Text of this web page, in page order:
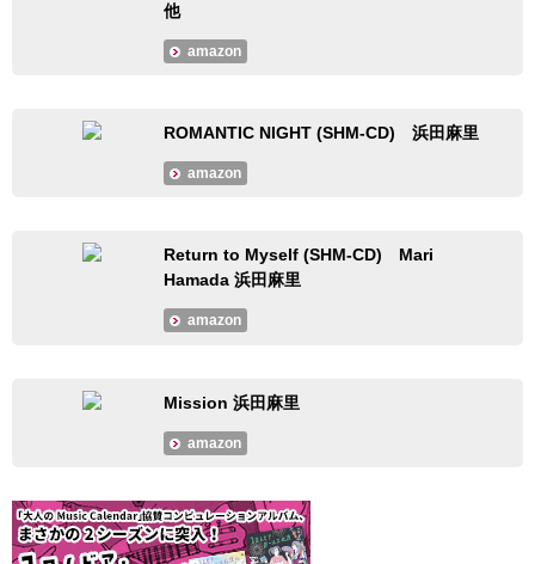
他
amazon
ROMANTIC NIGHT (SHM-CD) 浜田麻里
amazon
Return to Myself (SHM-CD) Mari
Hamada 浜田麻里
amazon
Mission 浜田麻里
amazon